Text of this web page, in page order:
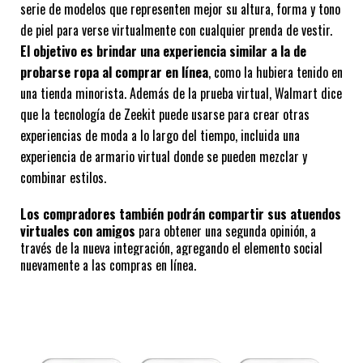
serie de modelos que representen mejor su altura, forma y tono
El objetivo es brindar una experiencia similar a la de
probarse ropa al comprar en línea, como la hubiera tenido en
una tienda minorista. Además de la prueba virtual, Walmart dice
que la tecnología de Zeekit puede usarse para crear otras
experiencias de moda a lo largo del tiempo, incluida una
experiencia de armario virtual donde se pueden mezclar y
combinar estilos.
Los compradores también podrán compartir sus atuendos
virtuales con amigos para obtener una segunda opinión, a
través de la nueva integración, agregando el elemento social
nuevamente a las compras en línea.